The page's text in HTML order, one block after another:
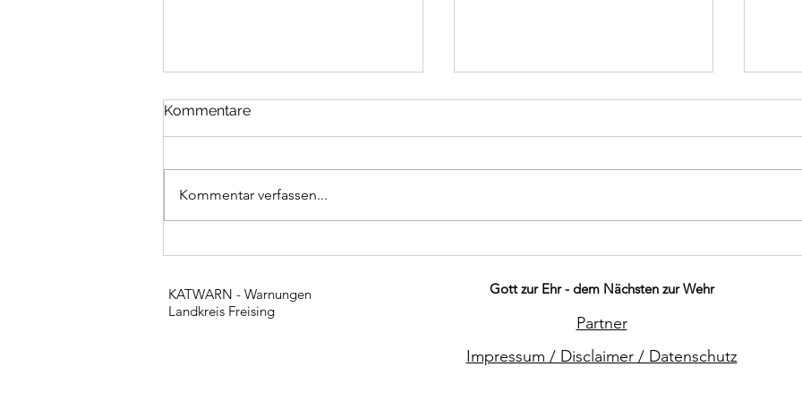
Unwettereinsätze
Kommentare
Kommentar verfassen...
KATWARN - Warnungen
Landkreis Freising
Gott zur Ehr - dem Nächsten zur Wehr
Partner
Impressum / Disclaimer / Datenschutz